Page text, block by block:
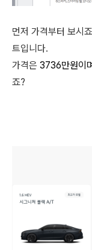
먼저 가격부터 보시
트입니다.
가격은 3736만원이
죠?